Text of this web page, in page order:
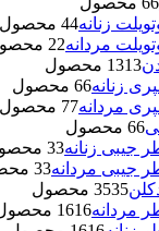
زنانه 44 محصول
مردانه 22 محصول
1313 محصول
زنانه 66 محصول
مردانه 77 محصول
66 محصول
جیبی زنانه 33 محصول
جیبی مردانه 33 محصول
3535 محصول
مردانه
1616 محصول